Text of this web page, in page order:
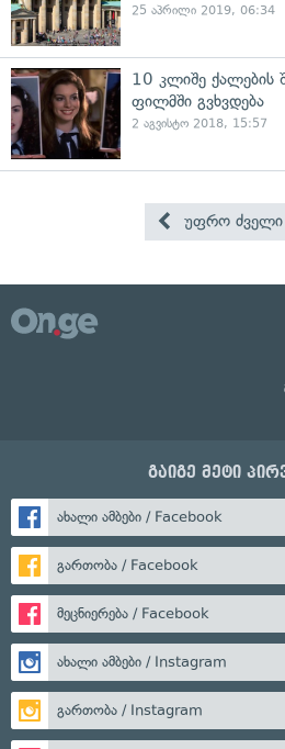
25 აპრილი 2019, 06:34
10 კლიშე ქალების
ფილმში გვხვდება
2 აგვისტო 2018, 15:57
უფრო ძველი
გაიგე მეტი
ახალი ამბები / Facebook
გართობა / Facebook
მეცნიერება / Facebook
ახალი ამბები / Instagram
გართობა / Instagram